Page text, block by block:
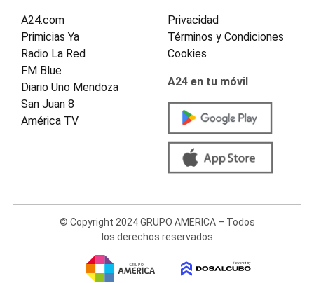
A24.com
Primicias Ya
Radio La Red
FM Blue
Diario Uno Mendoza
San Juan 8
América TV
Privacidad
Términos y Condiciones
Cookies
A24 en tu móvil
© Copyright 2024 GRUPO AMERICA – Todos
los derechos reservados